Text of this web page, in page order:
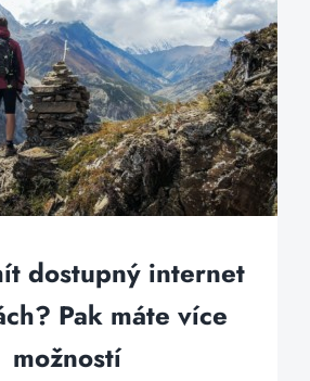
dostupný internet
Pak máte více
možností